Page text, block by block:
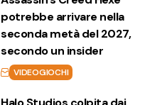
potrebbe arrivare nella
seconda metà del 2027,
secondo un insider
VIDEOGIOCHI